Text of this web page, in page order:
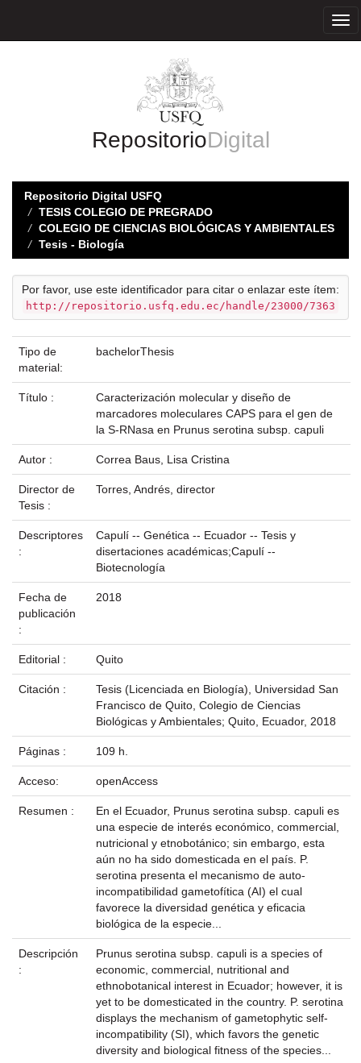
RepositorioDigital
Repositorio Digital USFQ
TESIS COLEGIO DE PREGRADO
COLEGIO DE CIENCIAS BIOLÓGICAS Y AMBIENTALES
Tesis - Biología
Por favor, use este identificador para citar o enlazar este ítem:
http://repositorio.usfq.edu.ec/handle/23000/7363
Tipo de
material:
bachelorThesis
Título :
Caracterización molecular y diseño de
marcadores moleculares CAPS para el gen de
la S-RNasa en Prunus serotina subsp. capuli
Autor : Correa Baus, Lisa Cristina
Director de
Tesis :
Torres, Andrés, director
Descriptores
:
Capulí -- Genética -- Ecuador -- Tesis y
disertaciones académicas;Capulí --
Biotecnología
Fecha de
publicación
:
2018
Editorial : Quito
Citación :
Tesis (Licenciada en Biología), Universidad San
Francisco de Quito, Colegio de Ciencias
Biológicas y Ambientales; Quito, Ecuador, 2018
Páginas : 109 h.
Acceso: openAccess
Resumen :
En el Ecuador, Prunus serotina subsp. capuli es
una especie de interés económico, commercial,
nutricional y etnobotánico; sin embargo, esta
aún no ha sido domesticada en el país. P.
serotina presenta el mecanismo de auto-
incompatibilidad gametofítica (AI) el cual
favorece la diversidad genética y eficacia
biológica de la especie...
Descripción
:
Prunus serotina subsp. capuli is a species of
economic, commercial, nutritional and
ethnobotanical interest in Ecuador; however, it is
yet to be domesticated in the country. P. serotina
displays the mechanism of gametophytic self-
incompatibility (SI), which favors the genetic
diversity and biological fitness of the species...